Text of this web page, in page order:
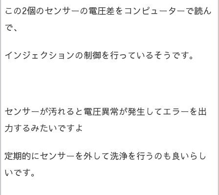
この2個のセンサーの電圧差をコンピューターで読ん
で、
インジェクションの制御を行っているそうです。
センサーが汚れると電圧異常が発生してエラーを出
力するみたいですよ
定期的にセンサーを外して洗浄を行うのも良いらし
いです。